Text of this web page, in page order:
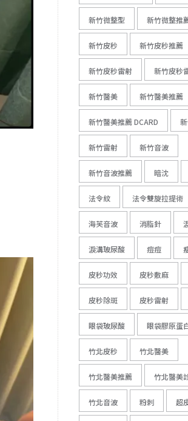
新竹微整型 新竹微整推
新竹皮秒 新竹皮秒推薦
新竹皮秒雷射 新竹皮秒
新竹醫美 新竹醫美推薦
新竹醫美推薦 DCARD
新竹雷射 新竹音波
新竹音波推薦 暗沈
法令紋 法令雙旋拉提術
海芙音波 消脂針
淚溝玻尿酸 痘痘
皮秒功效 皮秒敷麻
皮秒除斑 皮秒雷射
眼袋玻尿酸 眼袋膠原蛋
竹北皮秒 竹北醫美
竹北醫美推薦 竹北醫美
竹北音波 粉刺 超